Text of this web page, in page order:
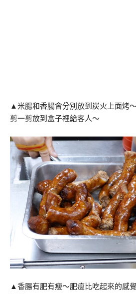
▲米腸和香腸會分別放到炭火上面烤
剪一剪放到盒子裡給客人～
▲香腸有肥有瘦～肥瘦比吃起來的感